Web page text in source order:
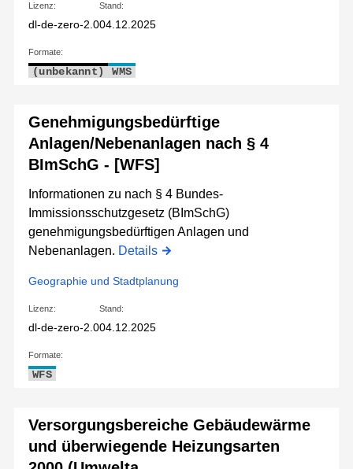
Lizenz:
dl-de-zero-2.0
Stand:
04.12.2025
Formate:
(unbekannt) WMS
Genehmigungsbedürftige
Anlagen/Nebenanlagen nach § 4
BImSchG - [WFS]
Informationen zu nach § 4 Bundes-
Immissionsschutzgesetz (BImSchG)
genehmigungsbedürftigen Anlagen und
Nebenanlagen. Details
Geographie und Stadtplanung
Lizenz:
dl-de-zero-2.0
Stand:
04.12.2025
Formate:
WFS
Versorgungsbereiche Gebäudewärme
und überwiegende Heizungsarten